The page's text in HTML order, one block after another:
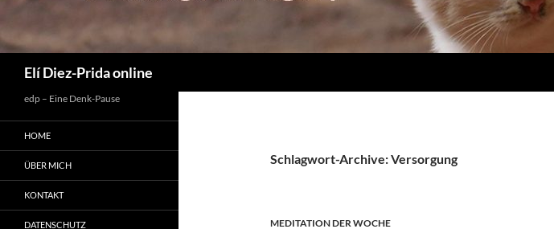
Elí Diez-Prida online
Schlagwort-Archive: Versorgung
MEDITATION DER WOCHE
edp – Eine Denk-Pause
HOME
ÜBER MICH
KONTAKT
DATENSCHUTZ